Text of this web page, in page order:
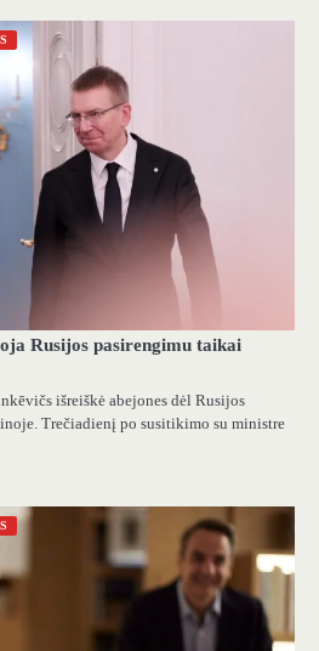
Rusijos pasirengimu taikai
išreiškė abejones dėl Rusijos
Trečiadienį po susitikimo su ministre